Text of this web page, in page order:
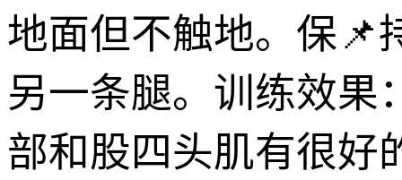
地面但不触地。保📌
另一条腿。训练效果
部和股四头肌有很好